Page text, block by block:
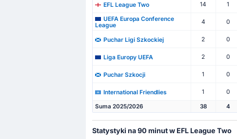
EFL League Two 14 1
UEFA Europa Conference
League
4 0
Puchar Ligi Szkockiej 2 0
Liga Europy UEFA 2 0
Puchar Szkocji 1 0
International Friendlies 1 0
Suma 2025/2026 38 4
Statystyki na 90 minut w EFL League Two